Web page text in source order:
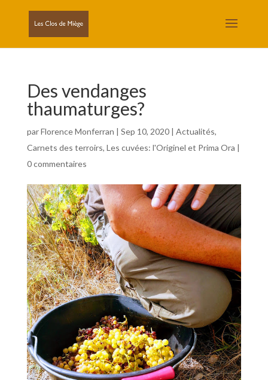
Des vendanges
thaumaturges?
parFlorence Monferran | Sep 10, 2020| Actualités,
Carnets des terroirs, Les cuvées: l'Originel et Prima Ora |
0 commentaires